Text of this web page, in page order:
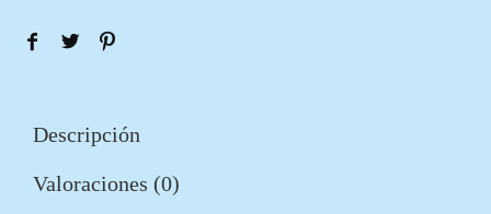
Descripción
Valoraciones (0)